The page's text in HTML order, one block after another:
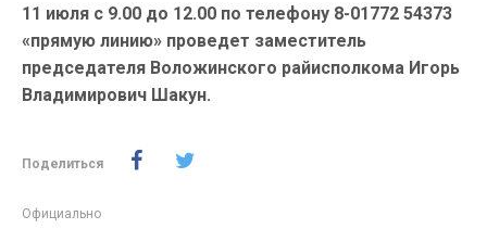
11 июля с 9.00 до 12.00 по телефону 8-01772 54373
«прямую линию» проведет заместитель
председателя Воложинского райисполкома Игорь
Владимирович Шакун.
Поделиться
Официально